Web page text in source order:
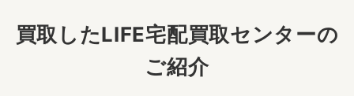
買取したLIFE宅配買取センターの
ご紹介